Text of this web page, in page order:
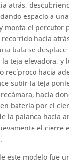
atrás,
espacio a
monta el percutor
hacia
bala se desplace
la teja elevadora, y
recíproco hacia
subir la teja
hacia
batería por el
la palanca hacia
el cierre
este modelo fue